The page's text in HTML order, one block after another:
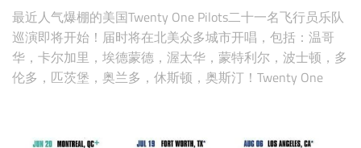
最近人气爆棚的美国Twenty One Pilots二十一名飞行员乐队
巡演即将开始！届时将在北美众多城市开唱，包括：温哥
华，卡尔加里，埃德蒙德，渥太华，蒙特利尔，波士顿，多
伦多，匹茨堡，奥兰多，休斯顿，奥斯汀！Twenty One
美提名，并最终获得第59届格莱美奖“最佳流行组合&